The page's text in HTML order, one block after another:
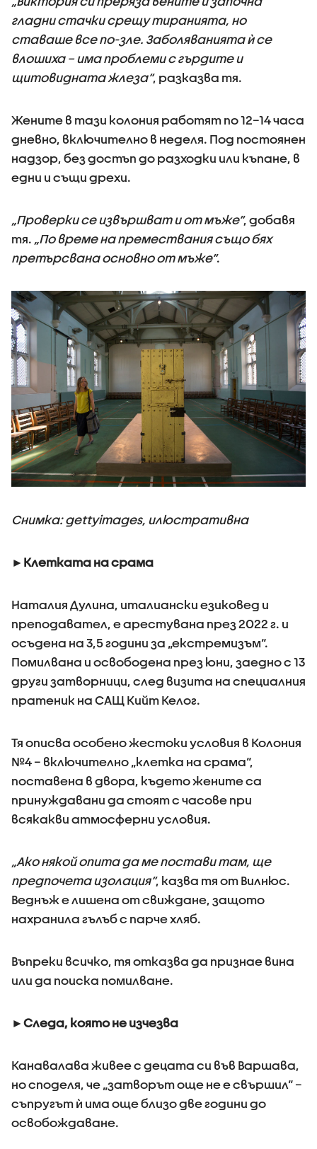
гладни стачки срещу тиранията, но
ставаше все по-зле. Заболяванията ѝ се
влошиха – има проблеми с гърдите и
щитовидната жлеза“, разказва тя.
Жените в тази колония работят по 12–14 часа
дневно, включително в неделя. Под постоянен
надзор, без достъп до разходки или къпане, в
едни и същи дрехи.
„Проверки се извършват и от мъже“, добавя
тя.
„По време на премествания също бях
претърсвана основно от мъже“.
Снимка: gettyimages, илюстративна
►Клетката на срама
Наталия Дулина, италиански езиковед и
преподавател, е арестувана през 2022 г. и
осъдена на 3,5 години за „екстремизъм“.
Помилвана и освободена през юни, заедно с 13
други затворници, след визита на специалния
пратеник на САЩ Кийт Келог.
Тя описва особено жестоки условия в Колония
№4 – включително „клетка на срама“,
поставена в двора, където жените са
принуждавани да стоят с часове при
всякакви атмосферни условия.
„Ако някой опита да ме постави там, ще
предпочета изолация“, казва тя от Вилнюс.
Веднъж е лишена от свиждане, защото
нахранила гълъб с парче хляб.
Въпреки всичко, тя отказва да признае вина
или да поиска помилване.
►Следа, която не изчезва
Канавалава живее с децата си във Варшава,
но споделя, че „затворът още не е свършил“ –
съпругът ѝ има още близо две години до
освобождаване.